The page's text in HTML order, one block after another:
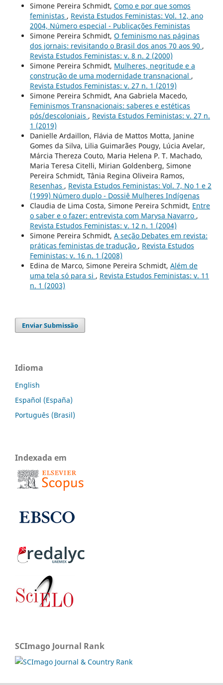
Simone Pereira Schmidt, Como e por que somos
feministas , Revista Estudos Feministas: Vol. 12, ano
2004, Número especial - Publicações Feministas
Simone Pereira Schmidt, O feminismo nas páginas
dos jornais: revisitando o Brasil dos anos 70 aos 90 ,
Revista Estudos Feministas: v. 8 n. 2 (2000)
Simone Pereira Schmidt, Mulheres, negritude e a
construção de uma modernidade transnacional ,
Revista Estudos Feministas: v. 27 n. 1 (2019)
Simone Pereira Schmidt, Ana Gabriela Macedo,
Feminismos Transnacionais: saberes e estéticas
pós/descoloniais , Revista Estudos Feministas: v. 27 n.
1 (2019)
Danielle Ardaillon, Flávia de Mattos Motta, Janine
Gomes da Silva, Lilia Guimarães Pougy, Lúcia Avelar,
Márcia Thereza Couto, Maria Helena P. T. Machado,
Maria Teresa Citelli, Mirian Goldenberg, Simone
Pereira Schmidt, Tânia Regina Oliveira Ramos,
Resenhas , Revista Estudos Feministas: Vol. 7, No 1 e 2
(1999) Número duplo - Dossiê Mulheres Indígenas
Claudia de Lima Costa, Simone Pereira Schmidt, Entre
o saber e o fazer: entrevista com Marysa Navarro ,
Revista Estudos Feministas: v. 12 n. 1 (2004)
Simone Pereira Schmidt, A seção Debates em revista:
práticas feministas de tradução , Revista Estudos
Feministas: v. 16 n. 1 (2008)
Edina de Marco, Simone Pereira Schmidt, Além de
uma tela só para si , Revista Estudos Feministas: v. 11
n. 1 (2003)
Enviar Submissão
Idioma
English
Español (España)
Português (Brasil)
Indexada em
SCImago Journal Rank